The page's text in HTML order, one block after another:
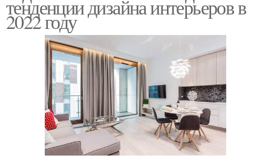
тенденции дизайна интерьеров в
2022 году